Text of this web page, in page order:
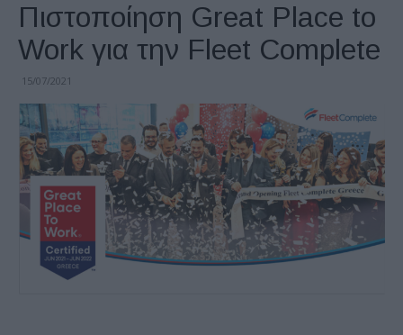
Πιστοποίηση Great Place to
Work για την Fleet Complete
15/07/2021